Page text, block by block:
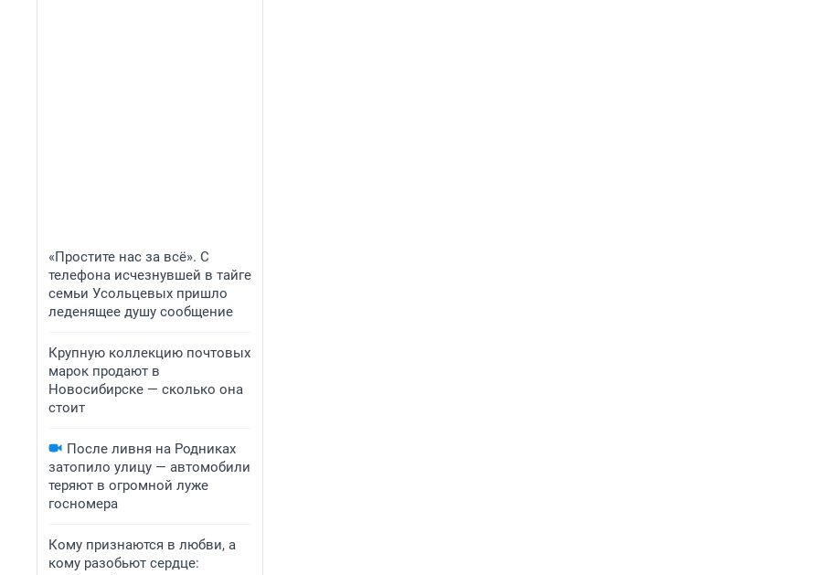
«Простите нас за всё». С
телефона исчезнувшей в тайге
семьи Усольцевых пришло
леденящее душу сообщение
Крупную коллекцию почтовых
марок продают в
Новосибирске — сколько она
стоит
После ливня на Родниках
затопило улицу — автомобили
теряют в огромной луже
госномера
Кому признаются в любви, а
кому разобьют сердце: